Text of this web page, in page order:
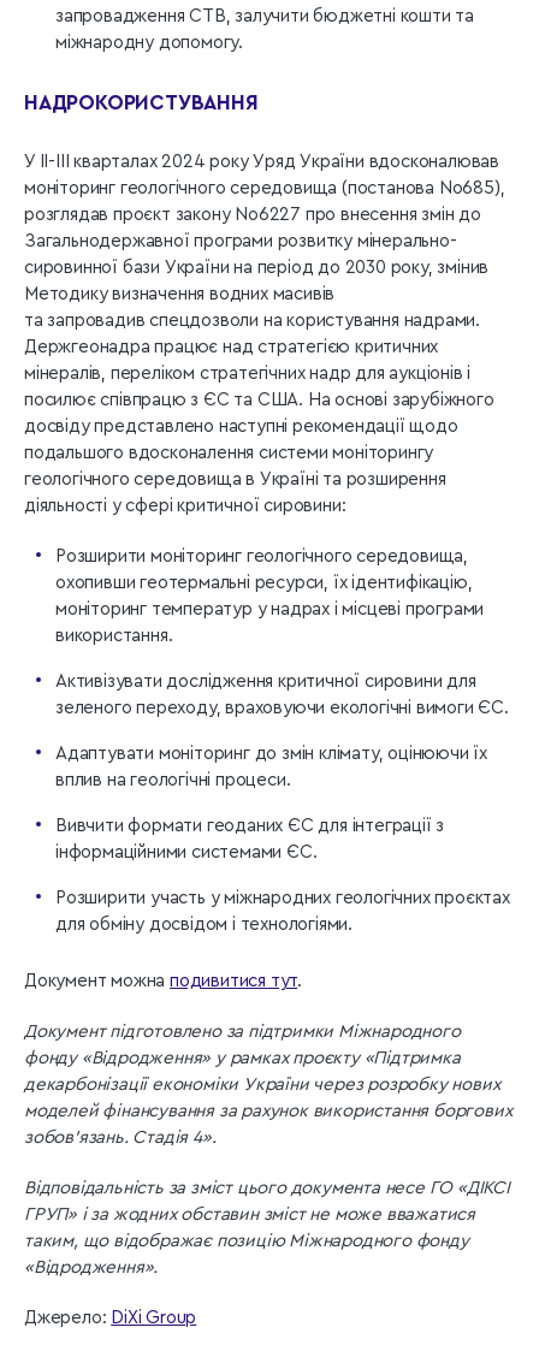
запровадження СТВ, залучити бюджетні кошти та
міжнародну допомогу.
НАДРОКОРИСТУВАННЯ
У II-III кварталах 2024 року Уряд України вдосконалював
моніторинг геологічного середовища (постанова No685),
розглядав проєкт закону No6227 про внесення змін до
Загальнодержавної програми розвитку мінерально-
сировинної бази України на період до 2030 року, змінив
Методику визначення водних масивів
та запровадив спецдозволи на користування надрами.
Держгеонадра працює над стратегією критичних
мінералів, переліком стратегічних надр для аукціонів і
посилює співпрацю з ЄС та США. На основі зарубіжного
досвіду представлено наступні рекомендації щодо
подальшого вдосконалення системи моніторингу
геологічного середовища в Україні та розширення
діяльності у сфері критичної сировини:
Розширити моніторинг геологічного середовища,
охопивши геотермальні ресурси, їх ідентифікацію,
моніторинг температур у надрах і місцеві програми
використання.
Активізувати дослідження критичної сировини для
зеленого переходу, враховуючи екологічні вимоги ЄС.
Адаптувати моніторинг до змін клімату, оцінюючи їх
вплив на геологічні процеси.
Вивчити формати геоданих ЄС для інтеграції з
інформаційними системами ЄС.
Розширити участь у міжнародних геологічних проєктах
для обміну досвідом і технологіями.
Документ можнаподивитися тут.
Документ підготовлено за підтримки Міжнародного
фонду «Відродження» у рамках проєкту «Підтримка
декарбонізації економіки України через розробку нових
моделей фінансування за рахунок використання боргових
зобов’язань. Стадія 4».
Відповідальність за зміст цього документа несе ГО «ДІКСІ
ГРУП» і за жодних обставин зміст не може вважатися
таким, що відображає позицію Міжнародного фонду
«Відродження».
Джерело: DiXi Group